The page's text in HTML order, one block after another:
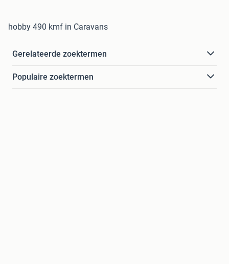
hobby 490 kmf in Caravans
Gerelateerde zoektermen
Populaire zoektermen